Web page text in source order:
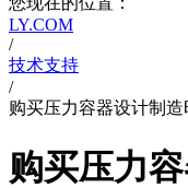
LY.COM
/
技术支持
/
购买压力容器设计制
购买压力